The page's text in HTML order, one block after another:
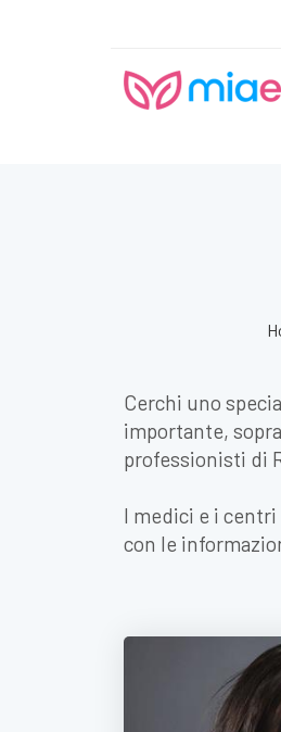
Cerchi uno
importante,
professionisti di
I medici e i
con le